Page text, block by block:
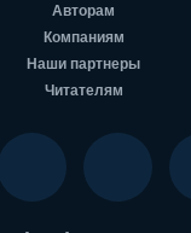
Авторам
Компаниям
Наши партнеры
Читателям